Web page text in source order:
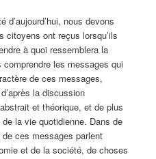
d’aujourd’hui, nous devons
citoyens ont reçus lorsqu’ils
à quoi ressemblera la
les messages qui
de ces messages,
la discussion
et théorique, et de plus
la vie quotidienne. Dans de
ces messages parlent
et de la société, de choses